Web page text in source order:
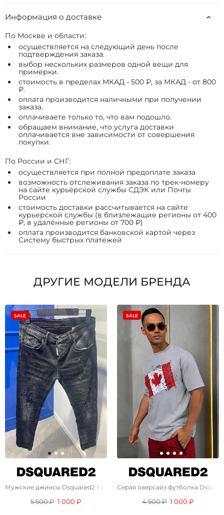
Информация о доставке
По Москве и области:
осуществляется на следующий день после
подтверждения заказа.
выбор нескольких размеров одной вещи для
примерки.
стоимость в пределах МКАД - 500 ₽, за МКАД - от 800
₽.
оплата производится наличными при получении
заказа.
оплачиваете только то, что вам подошло.
обращаем внимание, что услуга доставки
оплачивается вне зависимости от совершения
покупки.
По России и СНГ:
осуществляется при полной предоплате заказа
возможность отслеживания заказа по трек-номеру
на сайте курьерской службы СДЭК или Почты
России
стоимость доставки рассчитывается на сайте
курьерской службы (в близлежащие регионы от 400
₽, в удалённые регионы от 700 ₽)
оплата производится банковской картой через
Систему быстрых платежей
ДРУГИЕ МОДЕЛИ БРЕНДА
SALE
Мужские джинсы Dsquared2 Eviction Notice - Black
5 500 ₽ 1 000 ₽
SALE
Серая оверсайз футболка
4 500 ₽ 1 000 ₽